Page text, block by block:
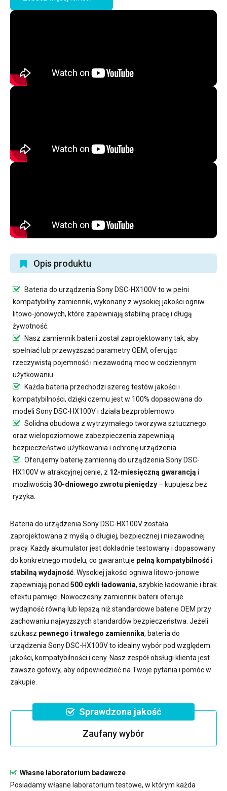
Opis produktu
Bateria do urządzenia Sony DSC-HX100Vto w pełni
kompatybilny zamiennik, wykonany z wysokiej jakości ogniw
litowo-jonowych, które zapewniają stabilną pracę i długą
żywotność.
Nasz zamiennik baterii został zaprojektowany tak, aby
spełniać lub przewyższać parametry OEM, oferując
rzeczywistą pojemność i niezawodną moc w codziennym
użytkowaniu.
Każda bateria przechodzi szereg testów jakości i
kompatybilności, dzięki czemu jest w 100% dopasowana do
modeli Sony DSC-HX100V i działa bezproblemowo.
Solidna obudowa z wytrzymałego tworzywa sztucznego
oraz wielopoziomowe zabezpieczenia zapewniają
bezpieczeństwo użytkowania i ochronę urządzenia.
Oferujemybaterię zamienną do urządzenia Sony DSC-
HX100Vw atrakcyjnej cenie, z 12-miesięczną gwarancją i
możliwością 30-dniowego zwrotu pieniędzy – kupujesz bez
ryzyka.
Bateria do urządzenia Sony DSC-HX100V została
zaprojektowana z myślą o długiej, bezpiecznej i niezawodnej
pracy. Każdy akumulator jest dokładnie testowany i dopasowany
do konkretnego modelu, co gwarantuje pełną kompatybilność i
stabilną wydajność . Wysokiej jakości ogniwa litowo-jonowe
zapewniają ponad 500 cykli ładowania, szybkie ładowanie i brak
efektu pamięci. Nowoczesny zamiennik baterii oferuje
wydajność równą lub lepszą niż standardowe baterie OEM przy
zachowaniu najwyższych standardów bezpieczeństwa. Jeżeli
szukasz pewnego i trwałego zamiennika, bateria do
urządzenia Sony DSC-HX100Vto idealny wybór pod względem
jakości, kompatybilności i ceny. Nasz zespół obsługi klienta jest
zawsze gotowy, aby odpowiedzieć na Twoje pytania i pomóc w
zakupie.
Sprawdzona jakość
Zaufany wybór
Własne laboratorium badawcze
Posiadamy własne laboratorium testowe, w którym każda